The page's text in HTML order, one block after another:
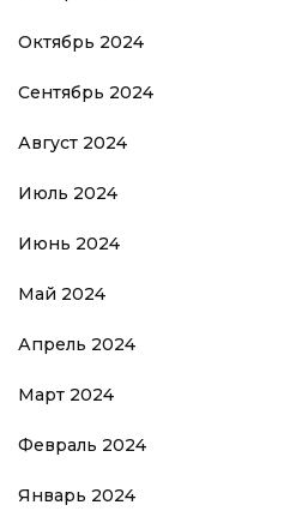
Октябрь 2024
Сентябрь 2024
Август 2024
Июль 2024
Июнь 2024
Май 2024
Апрель 2024
Март 2024
Февраль 2024
Январь 2024